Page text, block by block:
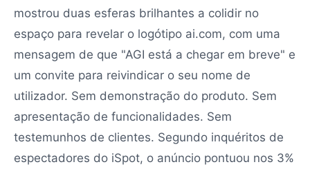
mostrou duas esferas brilhantes a colidir no
espaço para revelar o logótipo ai.com, com uma
mensagem de que "AGI está a chegar em breve" e
um convite para reivindicar o seu nome de
utilizador. Sem demonstração do produto. Sem
apresentação de funcionalidades. Sem
testemunhos de clientes. Segundo inquéritos de
espectadores do iSpot, o anúncio pontuou nos 3%